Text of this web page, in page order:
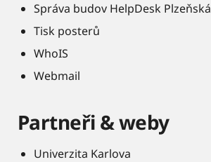
Správa budov HelpDesk Plzeňská
Tisk posterů
WhoIS
Webmail
Partneři & weby
Univerzita Karlova